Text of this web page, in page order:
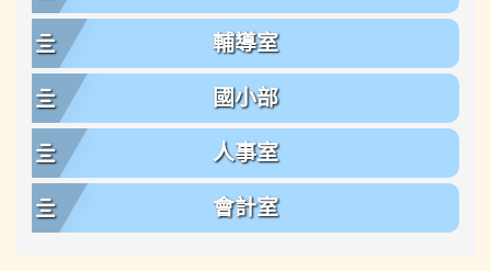
輔導室
國小部
人事室
會計室